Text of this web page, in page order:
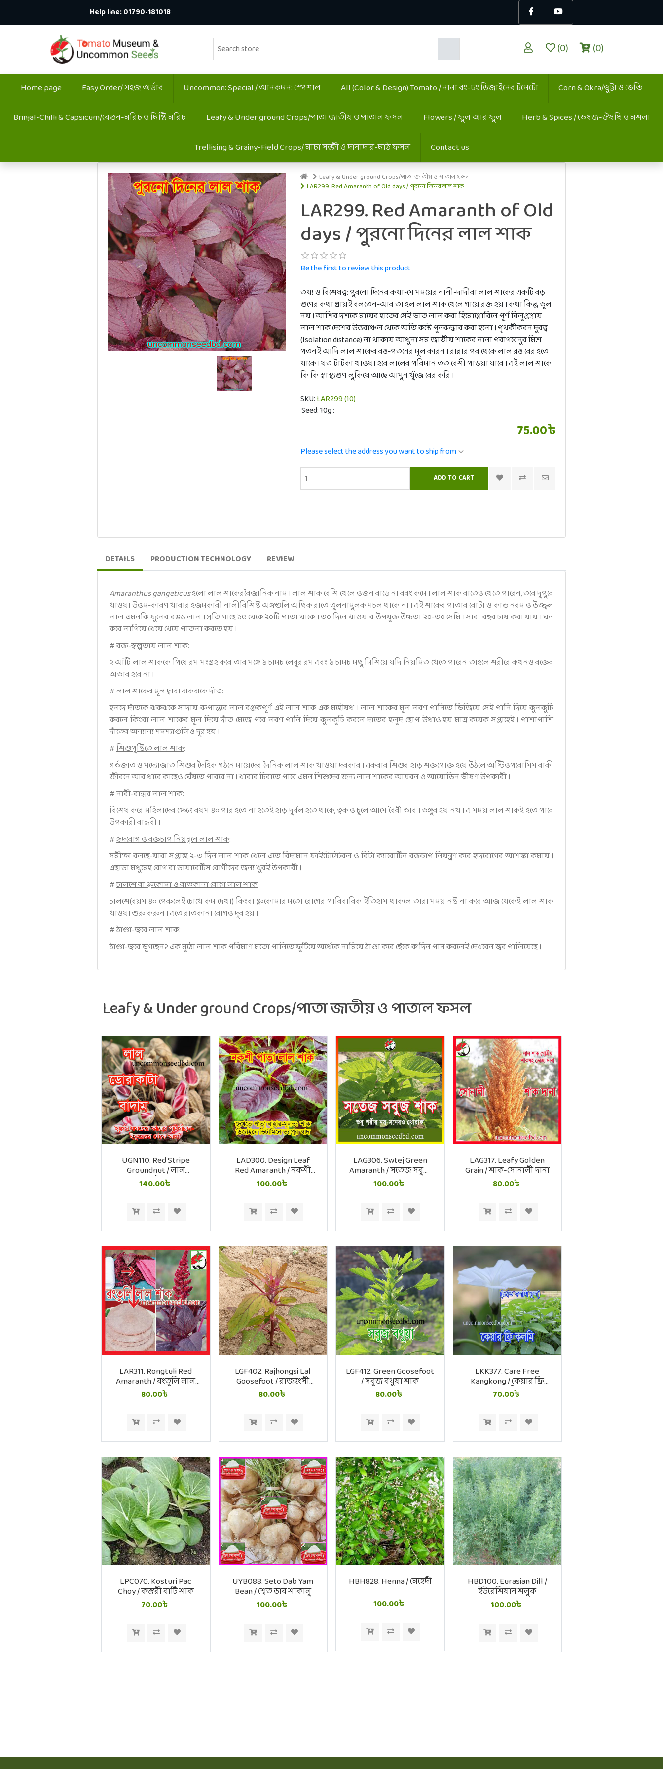
Help line:01790-181018
(0) (0)
Home page Easy Order/ সহজ অর্ডার Uncommon: Special / আনকমন: স্পেশাল All (Color & Design) Tomato / নানা রং-ঢং ডিজাইনের টমেটো Corn & Okra/ভুট্টা ও ভেন্ডি
Brinjal-Chilli & Capsicum/বেগুন-মরিচ ও মিষ্টি মরিচ Leafy & Under ground Crops/পাতা জাতীয় ও পাতাল ফসল Flowers / ফুল আর ফুল Herb & Spices / ভেষজ-ঔষধি ও মশলা
Trellising & Grainy-Field Crops/ মাচা সব্জী ও দানাদার-মাঠ ফসল Contact us
Leafy & Under ground Crops/পাতা জাতীয় ও পাতাল ফসল
LAR299. Red Amaranth of Old days / পুরনো দিনের লাল শাক
LAR299. Red Amaranth of Old
days / পুরনো দিনের লাল শাক
Be the first to review this product
তথ্য ও বিশেষত্ব: পুরনো দিনের কথা-সে সময়ের নানী-দাদীরা লাল শাকের একটি বড়
গুণের কথা প্রায়ই বলতেন-আর তা হল লাল শাক খেলে গায়ে রক্ত হয় । কথা কিন্তু ভুল
নয় । আশির দশকে মায়ের হাতের সেই ভাত লাল করা হিমোগ্লোবিনে পূর্ণ বিলুপ্তপ্রায়
লাল শাক দেশের উত্তরাঞ্চল থেকে অতি কষ্টে পুনরুদ্ধার করা হলো । পৃথকীকরন দুরত্ব
(Isolation distance) না থাকায় আধুনা সম জাতীয় শাকের নানা পরাগরেনুর মিশ্র
পতনই আদি লাল শাকের রঙ-পতনের মূল কারন । রান্নার পর থেকে লাল রঙ বের হতে
থাকে । যত টাটকা খাওয়া হবে লালের পরিমান তত বেশী পাওয়া যাবে । এই লাল শাকে
কি কি স্বাস্থ্যগুণ লুকিয়ে আছে আসুন খুঁজে বের করি ।
SKU:LAR299 (10)
Seed: 10g
75.00৳
Please select the address you want to ship from
DETAILS PRODUCTION TECHNOLOGY REVIEW
Amaranthus gangeticusহলো লাল শাকেরবৈজ্ঞানিক নাম । লাল শাক বেশি খেলে ওজন বাড়ে না বরং কমে । লাল শাক রাতেও খেতে পারেন, তবে দুপুরে
খাওয়া উত্তম-কারণ খাবার হজমকারী নালীবিশিষ্ট অঙ্গগুলি অধিক রাতে তুলনামুলক সচল থাকে না । এই শাকের পাতার বোটা ও কান্ড নরম ও উজ্জ্বল
লাল এমনকি ফুলের রঙও লাল । প্রতি গাছে ১৫ থেকে ২০টি পাতা থাকে । ৩০ দিনে খাওয়ার উপযুক্ত উচ্চতা ২০-৩০ সেমি । সারা বছর চাষ করা যায় । ঘন
করে লাগিয়ে খেয়ে খেয়ে পাতলা করতে হয় ।
#রক্ত-স্বল্পতায় লাল শাক:
২ আঁটি লাল শাককে পিষে রস সংগ্রহ করে তার সঙ্গে ১ চামচ লেবুর রস এবং ১ চামচ মধু মিশিয়ে যদি নিয়মিত খেতে পারেন তাহলে শরীরে কখনও রক্তের
অভাব হবে না ।
#লাল শাকের মূল দ্বারা ঝকঝকে দাঁত:
হলদে দাঁতকে ঝকঝকে সাদায় রুপান্তরে লাল রঞ্জকপূর্ণ এই লাল শাক এক মহৌষধ । লাল শাকের মূল লবণ পানিতে ভিজিয়ে সেই পানি দিয়ে কুলকুচি
করলে কিংবা লাল শাকের মূল দিয়ে দাঁত মেজে পরে লবণ পানি দিয়ে কুলকুচি করলে দাতের হলুদ ছোপ উধাও হয় মাত্র কয়েক সপ্তাহেই । পাশাপাশি
দাঁতের অন্যান্য সমস্যাগুলিও দূর হয় ।
#শিশুপুষ্টিতে লাল শাক:
গর্ভজাত ও সদ্যোজাত শিশুর দৈহিক গঠনে মায়েদের দৈনিক লাল শাক খাওয়া দরকার । একবার শিশুর হাড় শক্তপোক্ত হয়ে উঠলে অস্টিওপরোসিস বাকী
জীবনে আর ধারে কাছেও ঘেঁষতে পারবে না । খাবার চিবাতে পারে এমন শিশুদের জন্য লাল শাকের আয়রন ও আয়োডিন ভীষণ উপকারী ।
#নারী-বান্ধব লাল শাক:
বিশেষ করে মহিলাদের ক্ষেত্রে বয়স ৪০ পার হতে না হতেই হাড় দুর্বল হতে থাকে, ত্বক ও চুলে আসে বৈরী ভাব । ভঙ্গুর হয় নখ । এ সময় লাল শাকই হতে পারে
উপকারী বান্ধবী ।
#হৃদরোগ ও রক্তচাপ নিয়ন্ত্রনে লাল শাক:
সমীক্ষা বলছে-যারা সপ্তাহে ২-৩ দিন লাল শাক খেলে এতে বিদ্যমান ফাইটোস্টেরল ও বিটা ক্যারোটিন রক্তচাপ নিয়ন্ত্রণ করে হৃদরোগের আশঙ্কা কমায় ।
এছাড়া মধুমেহ রোগ বা ডায়াবেটিস রোগীদের জন্য খুবই উপকারী ।
#চালশে বা গ্লুকোমা ও রাতকানা রোগে লাল শাক:
চালশে(বয়স ৪০ পেরুলেই চোখে কম দেখা) কিংবা গ্লুকোমার মতো রোগের পারিবারিক ইতিহাস থাকলে তারা সময় নষ্ট না করে আজ থেকেই লাল শাক
খাওয়া শুরু করুন । এতে রাতকানা রোগও দূর হয় ।
#ঠাণ্ডা-জ্বরে লাল শাক:
ঠাণ্ডা-জ্বরে ভুগছেন? এক মুঠো লাল শাক পরিমাণ মতো পানিতে ফুটিয়ে অর্ধেকে নামিয়ে ঠাণ্ডা করে ছেঁকে ক’দিন পান করলেই দেখবেন জ্বর পালিয়েছে ।
Leafy & Under ground Crops/পাতা জাতীয় ও পাতাল ফসল
UGN110. Red Stripe
Groundnut / লাল
ডোরাকাটা বাদাম
140.00৳
LAD300. Design Leaf
Red Amaranth / নকশী
পাতা লাল শাক
100.00৳
LAG306. Swtej Green
Amaranth / সতেজ সবুজ
শাক
100.00৳
LAG317. Leafy Golden
Grain / শাক-সোনালী দানা
80.00৳
LAR311. Rongtuli Red
Amaranth / রংতুলি লাল
শাক
80.00৳
LGF402. Rajhongsi Lal
Goosefoot / রাজহংসী
লাল বথুয়া শাক
80.00৳
LGF412. Green Goosefoot
/ সবুজ বথুয়া শাক
80.00৳
LKK377. Care Free
Kangkong / কেয়ার ফ্রি
কলমি
70.00৳
LPC070. Kosturi Pac
Choy / কস্তুরী বাটি শাক
70.00৳
UYB088. Seto Dab Yam
Bean / শ্বেত ডাব শাকালু
100.00৳
HBH828. Henna / মেহেদী
100.00৳
HBD100. Eurasian Dill /
ইউরেশিয়ান শলুক
100.00৳